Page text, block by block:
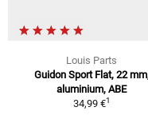
Louis Parts
Guidon Sport Flat, 22
aluminium, ABE
34,99 €1